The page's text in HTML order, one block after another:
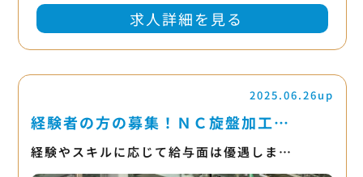
求人詳細を見る
2025.06.26up
経験者の方の募集！ＮＣ旋盤加工…
経験やスキルに応じて給与面は優遇しま…